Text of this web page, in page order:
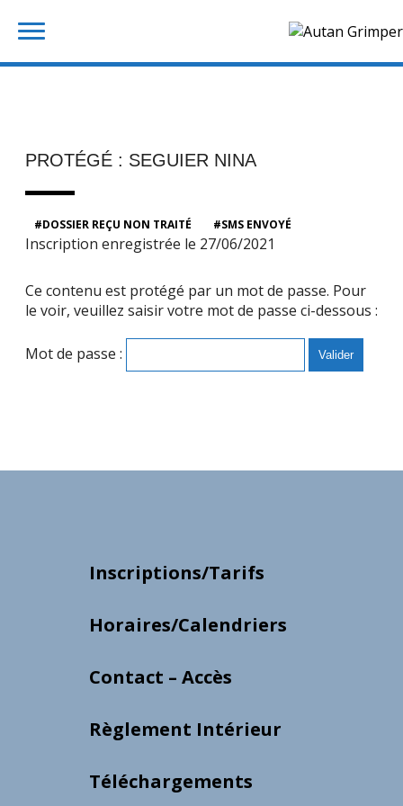
PROTÉGÉ : SEGUIER NINA
DOSSIER REÇU NON TRAITÉ SMS ENVOYÉ
Inscription enregistrée le 27/06/2021
Ce contenu est protégé par un mot de passe. Pour
le voir, veuillez saisir votre mot de passe ci-dessous :
Mot de passe :
Inscriptions/Tarifs
Horaires/Calendriers
Contact – Accès
Règlement Intérieur
Téléchargements